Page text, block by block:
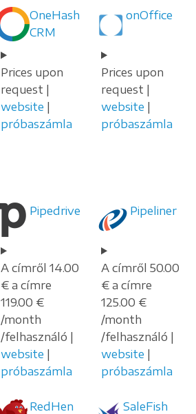
OneHash
CRM
Prices upon
request |
website |
próbaszámla
onOffice
Prices upon
request |
website |
próbaszámla
Pipedrive
A címről 14.00
€ a címre
119.00 €
/month
/felhasználó |
website |
próbaszámla
Pipeliner
A címről 50.00
€ a címre
125.00 €
/month
/felhasználó |
website |
próbaszámla
RedHen
SaleFish